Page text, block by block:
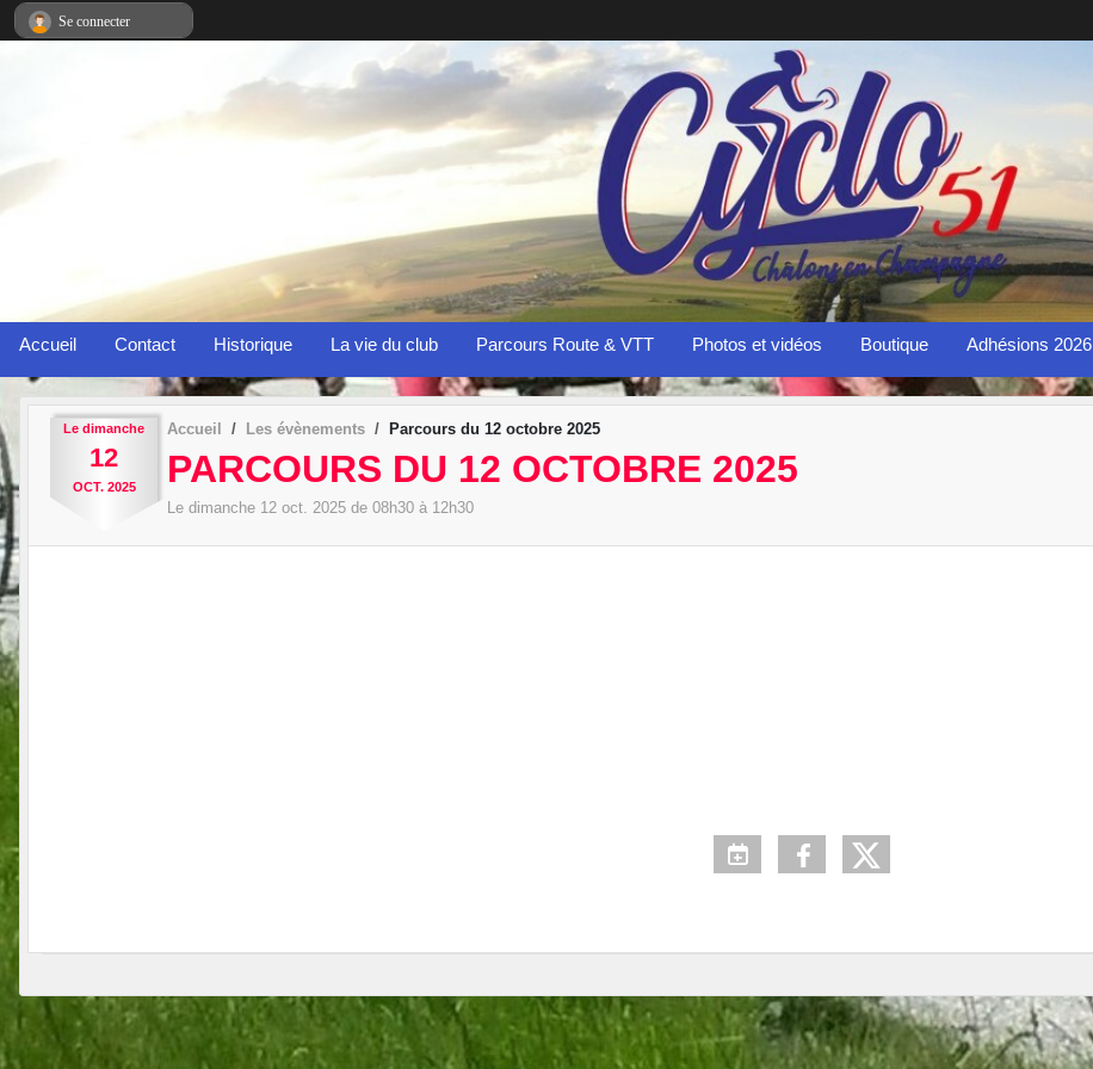
Accueil Contact Historique La vie du club Parcours Route & VTT Photos et vidéos Boutique Adhésions 2026
Le dimanche
12
OCT. 2025
Accueil Les évènements Parcours du 12 octobre 2025
PARCOURS DU 12 OCTOBRE 2025
Le dimanche 12 oct. 2025 de 08h30 à 12h30
Se connecter
Panneau de gestion des cookies